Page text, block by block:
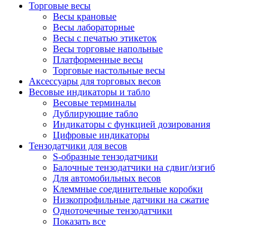
Торговые весы
Весы крановые
Весы лабораторные
Весы с печатью этикеток
Весы торговые напольные
Платформенные весы
Торговые настольные весы
Аксессуары для торговых весов
Весовые индикаторы и табло
Весовые терминалы
Дублирующие табло
Индикаторы с функцией дозирования
Цифровые индикаторы
Тензодатчики для весов
S-образные тензодатчики
Балочные тензодатчики на сдвиг/изгиб
Для автомобильных весов
Клеммные соединительные коробки
Низкопрофильные датчики на сжатие
Одноточечные тензодатчики
Показать все